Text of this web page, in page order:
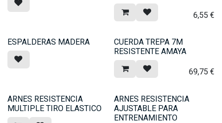
6,55 €
ESPALDERAS MADERA
CUERDA TREPA 7M
RESISTENTE AMAYA
69,75 €
ARNES RESISTENCIA
MULTIPLE TIRO ELASTICO
ARNES RESISTENCIA
AJUSTABLE PARA
ENTRENAMIENTO